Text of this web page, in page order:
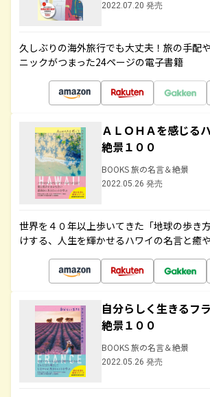
2022.07.20 発売
久しぶりの海外旅行でも大丈夫！旅の手配
ニックがつまった24ページの電子書籍
ＡＬＯＨＡを感じる
絶景１００
BOOKS 旅の名言＆絶景
2022.05.26 発売
世界を４０年以上歩いてきた「地球の歩き
けする、人生を輝かせるハワイの名言と癒
自分らしく生きるフ
絶景１００
BOOKS 旅の名言＆絶景
2022.05.26 発売